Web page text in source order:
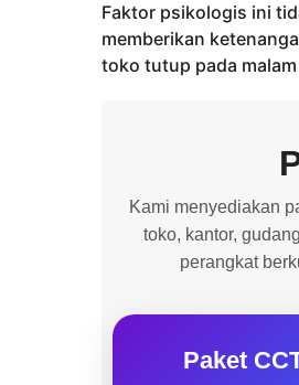
Faktor psikologis ini
memberikan
toko tutup pada
Kami menyediakan
toko, kantor,
perangkat
Paket